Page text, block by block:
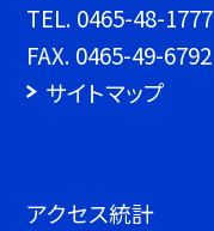
TEL. 0465-48-1777
FAX. 0465-49-6792
サイトマップ
アクセス統計